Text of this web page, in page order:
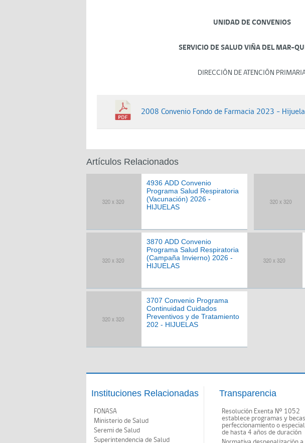
UNIDAD DE CONVENIOS
SERVICIO DE SALUD VIÑA DEL MAR-
DIRECCIÓN DE ATENCIÓN
2008 Convenio Fondo de Farmacia 2023 -
Artículos Relacionados
4936 ADD Convenio
Programa Salud Respiratoria
(Vacunación) 2026 -
HIJUELAS
3870 ADD Convenio
Programa Salud Respiratoria
(Campaña Invierno) 2026 -
HIJUELAS
3707 Convenio Programa
Continuidad Cuidados
Preventivos y de Tratamiento
202 - HIJUELAS
Instituciones Relacionadas
FONASA
Ministerio de Salud
Seremi de Salud
Superintendencia de Salud
Transparencia
Resolución Exenta Nº 1052
establece programas y
perfeccionamiento o
de hasta 4 años de duración